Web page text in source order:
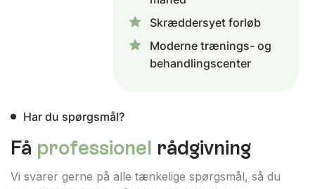
Skræddersyet forløb
Moderne trænings- og
behandlingscenter
Har du spørgsmål?
Få professionel rådgivning
Vi svarer gerne på alle tænkelige spørgsmål, så du